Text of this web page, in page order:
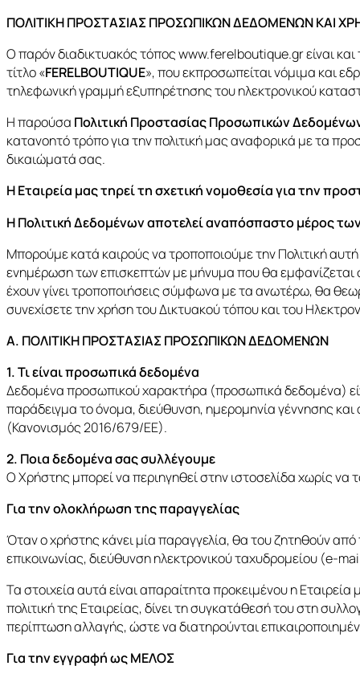
ΠΟΛΙΤΙΚΗ ΠΡΟΣΤΑΣΙΑΣ ΠΡΟΣΩΠΙΚΩΝ ΔΕΔΟΜΕΝΩΝ ΚΑΙ
Ο παρόν διαδικτυακός τόπος www.ferelboutique.gr είναι και
τίτλο «FERELBOUTIQUE», που εκπροσωπείται νόμιμα και
τηλεφωνική γραμμή εξυπηρέτησης του ηλεκτρονικού
Η παρούσα Πολιτική Προστασίας Προσωπικών
κατανοητό τρόπο για την πολιτική μας αναφορικά με τα
δικαιώματά σας.
Η Εταιρεία μας τηρεί τη σχετική νομοθεσία για την
H Πολιτική Δεδομένων αποτελεί αναπόσπαστο μέρος
Μπορούμε κατά καιρούς να τροποποιούμε την Πολιτική
ενημέρωση των επισκεπτών με μήνυμα που θα εμφανίζεται
έχουν γίνει τροποποιήσεις σύμφωνα με τα ανωτέρω, θα
συνεχίσετε την χρήση του Δικτυακού τόπου και του
Α. ΠΟΛΙΤΙΚΗ ΠΡΟΣΤΑΣΙΑΣ ΠΡΟΣΩΠΙΚΩΝ ΔΕΔΟΜΕΝΩΝ
1. Τι είναι προσωπικά δεδομένα
Δεδομένα προσωπικού χαρακτήρα (προσωπικά δεδομένα)
παράδειγμα το όνομα, διεύθυνση, ημερομηνία γέννησης
(Κανονισμός 2016/679/ΕΕ).
2. Ποια δεδομένα σας συλλέγουμε
Ο Χρήστης μπορεί να περιηγηθεί στην ιστοσελίδα χωρίς
Για την ολοκλήρωση της παραγγελίας
Όταν ο χρήστης κάνει μία παραγγελία, θα του ζητηθούν
επικοινωνίας, διεύθυνση ηλεκτρονικού ταχυδρομείου (e-
Τα στοιχεία αυτά είναι απαραίτητα προκειμένου η
πολιτική της Εταιρείας, δίνει τη συγκατάθεσή του στη
περίπτωση αλλαγής, ώστε να διατηρούνται
Για την εγγραφή ως ΜΕΛΟΣ